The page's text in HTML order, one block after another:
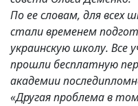
По ее словам, для всех
стали временем
украинскую школу. Все
прошли бесплатную
академии
«Другая проблема в